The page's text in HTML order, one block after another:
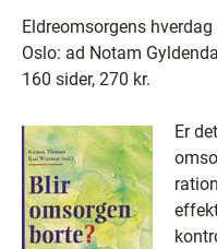
Eldreomsorgens
Oslo: ad Notam
160 sider, 270 kr.
Er